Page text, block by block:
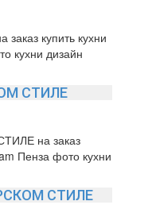
СТИЛЕ
СТИЛЕ